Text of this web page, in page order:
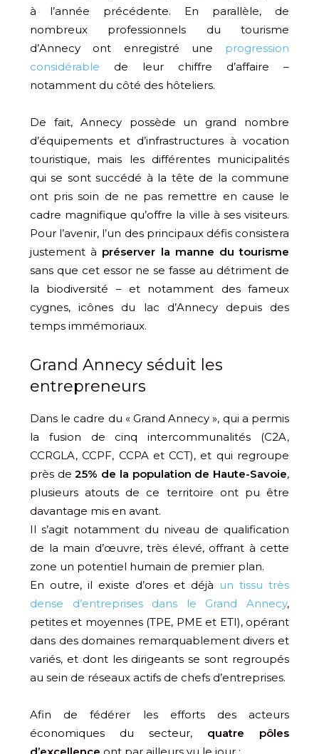
à l’année précédente. En parallèle, de
nombreux professionnels du tourisme
d’Annecy ont enregistré une progression
considérable de leur chiffre d’affaire –
notamment du côté des hôteliers.
De fait, Annecy possède un grand nombre
d’équipements et d’infrastructures à vocation
touristique, mais les différentes municipalités
qui se sont succédé à la tête de la commune
ont pris soin de ne pas remettre en cause le
cadre magnifique qu’offre la ville à ses visiteurs.
Pour l’avenir, l’un des principaux défis consistera
justement à préserver la manne du tourisme
sans que cet essor ne se fasse au détriment de
la biodiversité – et notamment des fameux
cygnes, icônes du lac d’Annecy depuis des
temps immémoriaux.
Grand Annecy séduit les
entrepreneurs
Dans le cadre du « Grand Annecy », qui a permis
la fusion de cinq intercommunalités (C2A,
CCRGLA, CCPF, CCPA et CCT), et qui regroupe
près de25% de la population de Haute-Savoie,
plusieurs atouts de ce territoire ont pu être
davantage mis en avant.
Il s’agit notamment du niveau de qualification
de la main d’œuvre, très élevé, offrant à cette
zone un potentiel humain de premier plan.
En outre, il existe d’ores et déjà un tissu très
dense d’entreprises dans le Grand Annecy,
petites et moyennes (TPE, PME et ETI), opérant
dans des domaines remarquablement divers et
variés, et dont les dirigeants se sont regroupés
au sein de réseaux actifs de chefs d’entreprises.
Afin de fédérer les efforts des acteurs
économiques du secteur, quatre pôles
d’excellence ont par ailleurs vu le jour :